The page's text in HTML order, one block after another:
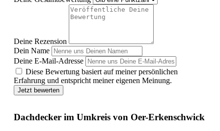
Deine Rezension
Dein Name
Deine E-Mail-Adresse
Diese Bewertung basiert auf meiner persönlichen
Erfahrung und entspricht meiner eigenen Meinung.
Jetzt bewerten
Dachdecker im Umkreis von Oer-Erkenschwick